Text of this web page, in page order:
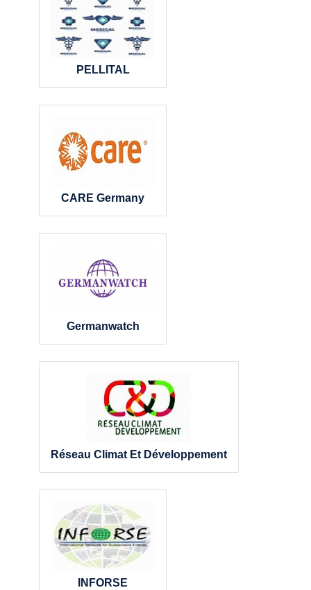
PELLITAL
CARE Germany
Germanwatch
Réseau Climat Et Développement
INFORSE